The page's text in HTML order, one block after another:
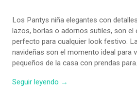
Los Pantys niña elegantes con
lazos, borlas o adornos sutiles, son el
perfecto para cualquier look festivo.
navideñas son el momento ideal para
pequeños de la casa con prendas
Seguir leyendo →